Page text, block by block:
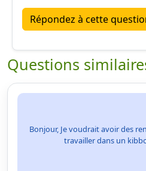
Répondez à cette
Questions
Bonjour, Je voudrait avoir des
travailler dans un